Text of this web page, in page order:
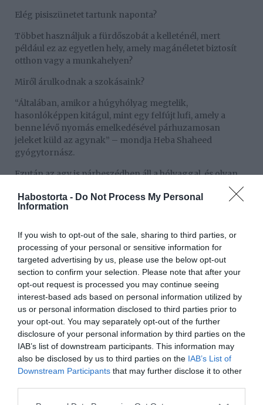
Habostorta - Do Not Process My Personal
Information
If you wish to opt-out of the sale, sharing to third parties, or
processing of your personal or sensitive information for
targeted advertising by us, please use the below opt-out
section to confirm your selection. Please note that after your
opt-out request is processed you may continue seeing
interest-based ads based on personal information utilized by
us or personal information disclosed to third parties prior to
your opt-out. You may separately opt-out of the further
disclosure of your personal information by third parties on the
IAB’s list of downstream participants. This information may
also be disclosed by us to third parties on the IAB’s List of
Downstream Participants that may further disclose it to other
Elég pisiszünetet tartunk naponta?
Többet használjuk a fürdőszobát a kelleténél, mert
például ez az egyetlen hely, amely magánéletet biztosít
otthon vagy a munkahelyen?
Miről árulkodnak a szokásaink?
“Általában, amikor a húgyhólyag megtelik,
hasonlóképpen kitágul, mint egy felfújt lufi, amely a
benne lévő nyomás emelkedésével párhuzamosan
jeleket küld az agynak” – mondja Heba Shaheed
gyógytornász.
Ezután az agy is párbeszédben áll a hólyaggal, és olyan
alkalmas az idő” vagy “Nem akarok pisilni, tartsd zárva a
csapokat”. Amikor ez az idő megfelelő számunkra, vagy
és kinyithatjuk a “zsilipet” vagyis a húgycső záróizmot.
Csakhogy ez a kommunikáció az agy és a hólyag között
meghibásodhat, ha túl gyakran, vagy épp túl ritkán
járunk pisilni.
Ez a helyzet például az elfoglalt emberek esetében,
akiknek nincs idejük elmenni a WC-re, és tartogatják,
húzzák halasztják a pisilést. Amikor pedig vége a
munkának, rohannak a WC-hez, és akár 40 másodpercig
is pisilnek. Ha ez válik szabállyá, akkor a hólyag
rendszeres nyújtása azt eredményezi, hogy az agy
figyelmen kívül hagyja a hólyag “megtelt” jelzését.
“Nővérhólyag”